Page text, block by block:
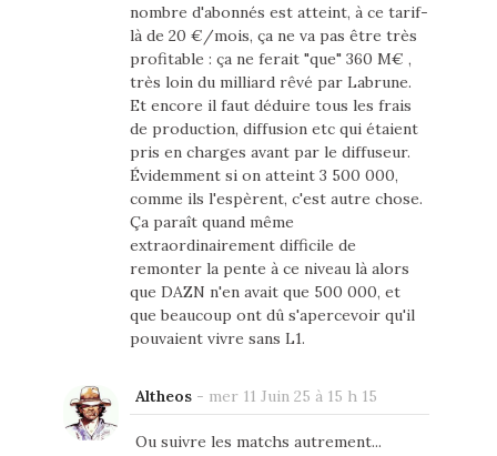
nombre d'abonnés est atteint, à ce tarif-
là de 20 €/mois, ça ne va pas être très
profitable : ça ne ferait "que" 360 M€ ,
très loin du milliard rêvé par Labrune.
Et encore il faut déduire tous les frais
de production, diffusion etc qui étaient
pris en charges avant par le diffuseur.
Évidemment si on atteint 3 500 000,
comme ils l'espèrent, c'est autre chose.
Ça paraît quand même
extraordinairement difficile de
remonter la pente à ce niveau là alors
que DAZN n'en avait que 500 000, et
que beaucoup ont dû s'apercevoir qu'il
pouvaient vivre sans L1.
Altheos- mer 11 Juin 25 à 15 h 15
Ou suivre les matchs autrement...